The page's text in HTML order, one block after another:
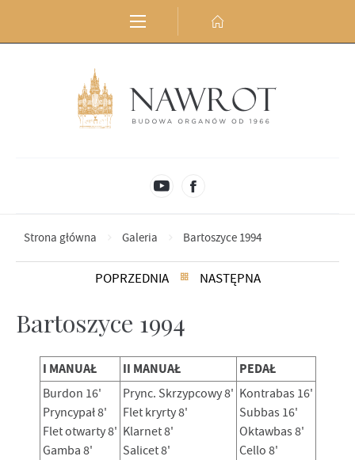
Przejdź do ustawień wielkości czcionki.
Strona główna Galeria Bartoszyce 1994
POPRZEDNIA NASTĘPNA
Bartoszyce 1994
I MANUAŁ II MANUAŁ PEDAŁ
Burdon 16'
Pryncypał 8'
Flet otwarty 8'
Gamba 8'
Prync. Skrzypcowy 8'
Flet kryrty 8'
Klarnet 8'
Salicet 8'
Kontrabas 16'
Subbas 16'
Oktawbas 8'
Cello 8'